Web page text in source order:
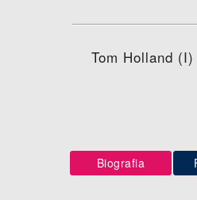
Tom Holland
Biografia